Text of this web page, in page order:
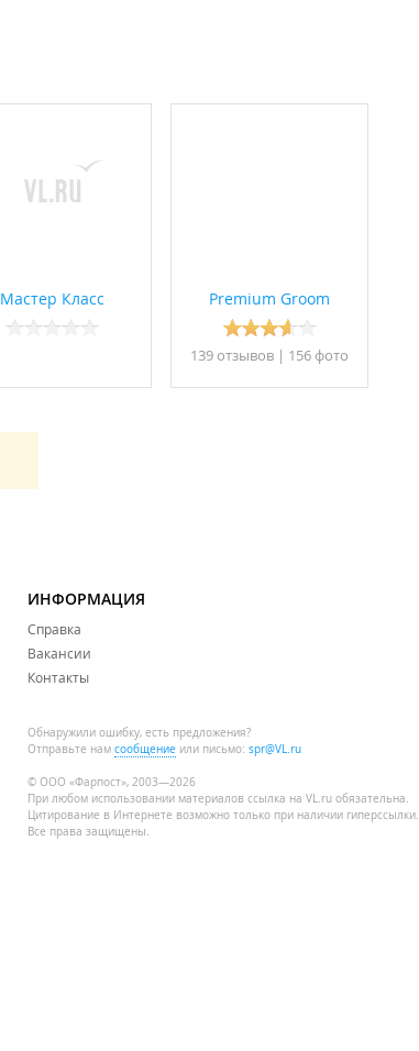
Мастер Класс Premium Groom
139 отзывов | 156 фото
ИНФОРМАЦИЯ
Справка
Вакансии
Контакты
Обнаружили ошибку, есть предложения?
Отправьте нам сообщение или письмо: spr@VL.ru
© ООО «Фарпост», 2003—2026
При любом использовании материалов ссылка на VL.ru обязательна.
Цитирование в Интернете возможно только при наличии гиперссылки.
Все права защищены.